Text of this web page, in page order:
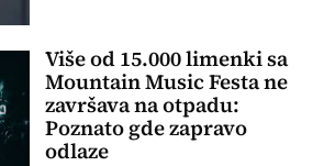
Više od 15.000 limenki sa
Mountain Music Festa ne
završava na otpadu:
Poznato gde zapravo
odlaze